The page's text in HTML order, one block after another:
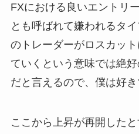
FXにおける良いエントリ
とも呼ばれて嫌われるタ
のトレーダーがロスカッ
ていくという意味では絶
だと言えるので、僕は好き
ここから上昇が再開した